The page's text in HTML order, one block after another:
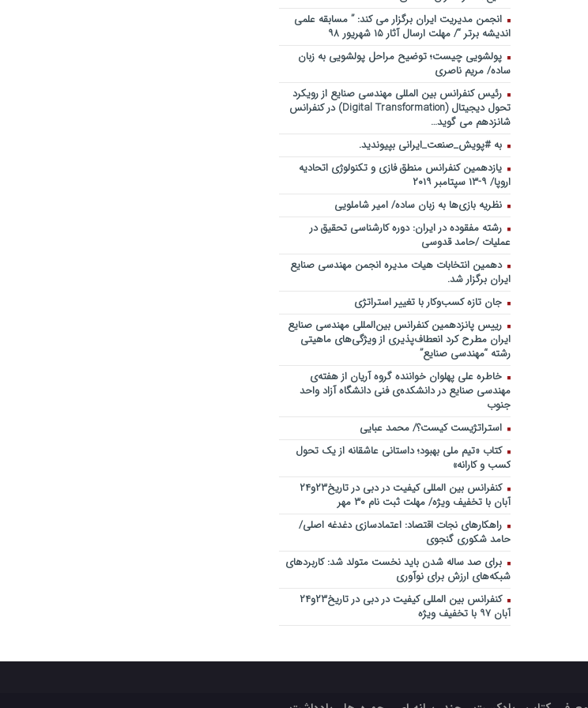
انجمن مدیریت ایران برگزار می کند: ” مسابقه علمی
اندیشه برتر “/ مهلت ارسال آثار ۱۵ شهریور ۹۸
پولشویی چیست؛ توضیح مراحل پولشویی به زبان
ساده/ مریم ناصری
رئیس کنفرانس بین المللی مهندسی صنایع از رویکرد
تحول دیجیتال (Digital Transformation) در کنفرانس
شانزدهم می گوید…
به #پویش_صنعت_ایرانی بپیوندید.
یازدهمین کنفرانس منطق فازی و تکنولوژی اتحادیه
اروپا/ ۹-۱۳ سپتامبر ۲۰۱۹
نظریه بازی‌ها به زبان ساده/ امیر شاملویی
رشته مفقوده در ایران: دوره کارشناسی تحقیق در
عملیات /حامد قدوسی
دهمین انتخابات هیات مدیره انجمن مهندسی صنایع
ایران برگزار شد.
جان تازه کسب‌وکار با تغییر استراتژی
رییس پانزدهمین کنفرانس بین‌المللی مهندسی صنایع
ایران مطرح کرد انعطاف‌پذیری از ویژگی‌های ماهیتی
رشته “مهندسی صنایع”
خاطره علی پهلوان خواننده گروه آریان از هفته‌ی
مهندسی صنایع در دانشکده‌ی فنی دانشگاه آزاد واحد
جنوب
استراتژیست کیست؟‬/ محمد عبایی
کتاب «تیم ملی بهبود؛ داستانی عاشقانه از یک تحول
کسب و کارانه»
کنفرانس بین المللی کیفیت در دبی در تاریخ۲۳و۲۴
آبان با تخفیف ویژه/ مهلت ثبت نام ۳۰ مهر
راهکارهای نجات اقتصاد: اعتمادسازی دغدغه اصلی/
حامد شکوری گنجوی
برای صد ساله شدن باید نخست متولد شد: کاربردهای
شبکه‌های ارزش برای نوآوری
کنفرانس بین المللی کیفیت در دبی در تاریخ۲۳و۲۴
آبان ۹۷ با تخفیف ویژه